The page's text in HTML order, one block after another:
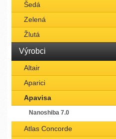
Šedá
Zelená
Žlutá
Výrobci
Altair
Aparici
Apavisa
Nanoshiba 7.0
Atlas Concorde